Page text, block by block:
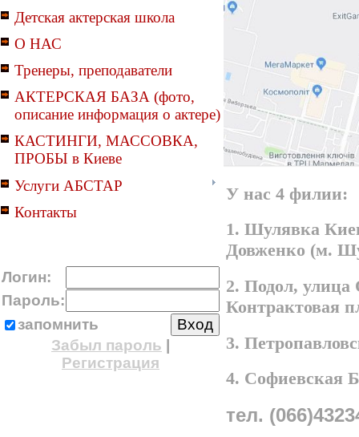
Детская актерская школа
О НАС
Тренеры, преподаватели
АКТЕРСКАЯ БАЗА (фото,
описание информация о актере)
КАСТИНГИ, МАССОВКА,
ПРОБЫ в Киеве
Услуги АБСТАР
Контакты
Логин:
Пароль:
запомнить
Забыл пароль
Регистрация
У нас 4 филии:
1. Шулявка
Довженко (м.
2. Подол,
Контрактовая
3.
4. Софиевская
тел.